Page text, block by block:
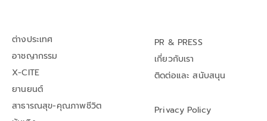
ต่างประเทศ
อาชญากรรม
X-CITE
ยานยนต์
สาธารณสุข-คุณภาพชีวิต
PR & PRESS
เกี่ยวกับเรา
ติดต่อและ สนับสนุน
Privacy Policy